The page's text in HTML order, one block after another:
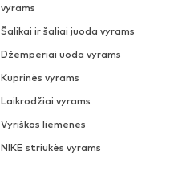
vyrams
Šalikai ir šaliai juoda vyrams
Džemperiai uoda vyrams
Kuprinės vyrams
Laikrodžiai vyrams
Vyriškos liemenes
NIKE striukės vyrams